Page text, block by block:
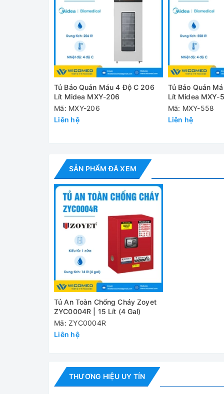
✅ Cửa tủ sử dụng cơ chế khóa ba điểm giúp
✅ Trang bị khóa cơ chế khóa đôi cho phép hai
✅ Cách cửa được trang bị hệ thống bản lể
✅ Kết cấu chống cháy hiệu quả với thép tấm
và chống cháy, giúp bảo vệ tối đa mẫu và hóa
✅ Bên trong tủ được trang bị kệ có thể điều
khi lưu trữ nhiều loại chai lọ khác nhau. - Lỗ
hợp bộ chống lửa hồi cháy ngăn không cho
Model
Dung tích
Loại cửa
Kích thước ngoài (Cao x Rộng x Sâu)
Số kệ tiêu chuẩn
Tải trọng kệ
Cung cấp bao gồm:
✅ Máy chính
✅ Hướng dẫn sử dụng
Đánh giá
Tủ Bảo Quản Máu 4 Độ C 206
Lít Midea MXY-206
Mã: MXY-206
Liên hệ
Tủ Bảo Quản
Lít Midea MXY-
Mã: MXY-558
Liên hệ
SẢN PHẨM ĐÃ XEM
Tủ An Toàn Chống Cháy Zoyet
ZYC0004R | 15 Lít (4 Gal)
Mã: ZYC0004R
Liên hệ
THƯƠNG HIỆU UY TÍN